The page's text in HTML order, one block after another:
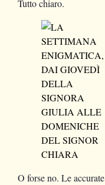
Tutto chiaro.
O forse no. Le accurate